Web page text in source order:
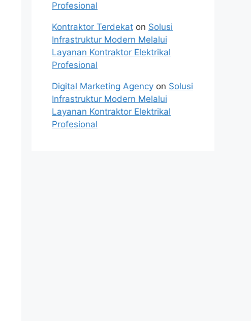
Profesional
Kontraktor Terdekat on Solusi
Infrastruktur Modern Melalui
Layanan Kontraktor Elektrikal
Profesional
Digital Marketing Agency on Solusi
Infrastruktur Modern Melalui
Layanan Kontraktor Elektrikal
Profesional